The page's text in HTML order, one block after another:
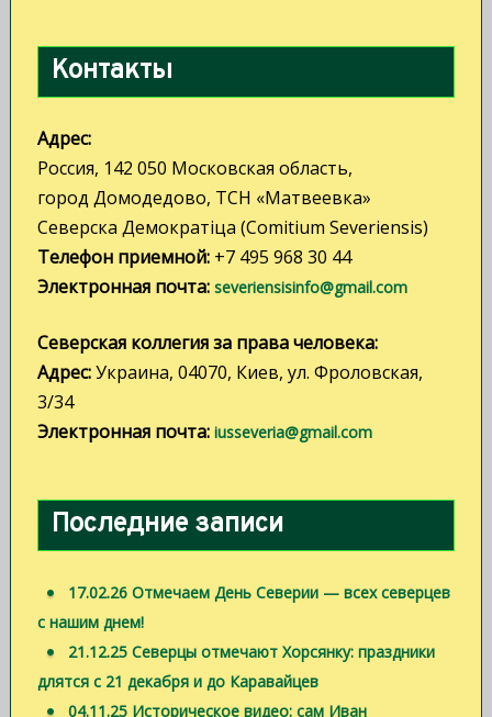
п
и
с
я
м
Контакты
Адрес:
Россия, 142 050 Московская область,
город Домодедово, ТСН «Матвеевка»
Северска Демократiца (Comitium Severiensis)
Телефон приемной:+7 495 968 30 44
Электронная почта: severiensisinfo@gmail.com
Северская коллегия за права человека:
Адрес:Украина, 04070, Киев, ул. Фроловская,
3/34
Электронная почта: iusseveria@gmail.com
Последние записи
17.02.26 Отмечаем День Северии — всех северцев
с нашим днем!
21.12.25 Северцы отмечают Хорсянку: праздники
длятся с 21 декабря и до Каравайцев
04.11.25 Историческое видео: сам Иван